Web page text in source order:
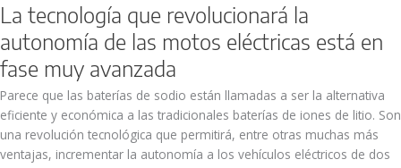
La tecnología que revolucionará la
autonomía de las motos eléctricas está en
fase muy avanzada
Parece que las baterías de sodio están llamadas a ser la alternativa
eficiente y económica a las tradicionales baterías de iones de litio. Son
una revolución tecnológica que permitirá, entre otras muchas más
ventajas, incrementar la autonomía a los vehículos eléctricos de dos